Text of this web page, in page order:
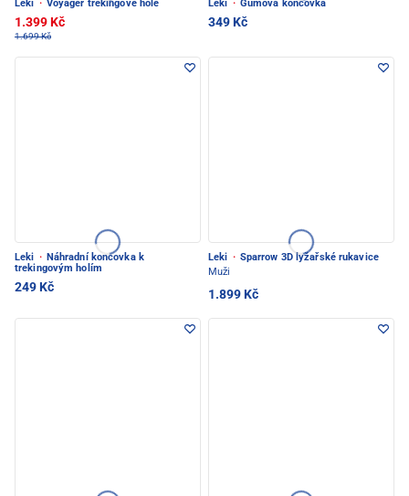
Leki · Voyager trekingové hole
1.399 Kč
1.699 Kč
Leki · Gumová koncovka
349 Kč
Leki · Náhradní koncovka k
trekingovým holím
249 Kč
Leki · Sparrow 3D lyžařské rukavice
Muži
1.899 Kč